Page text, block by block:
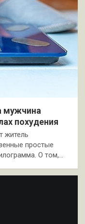
мужчина
похудения
житель
простые
О том,…